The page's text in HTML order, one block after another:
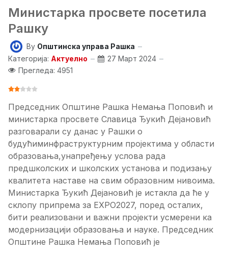
Министарка просвете посетила
Рашку
By Општинска управа Рашка
Категорија: Актуелно
27 Март 2024
Прегледа: 4951
ОЦЕНА КОРИСНИКА:
Председник Општине Рашка Немања Поповић и
министарка просвете Славица Ђукић Дејановић
разговарали су данас у Рашки о
будућиминфраструктурним пројектима у области
образовања,унапређењу услова рада
предшколских и школских установа и подизању
квалитета наставе на свим образовним нивоима.
Министарка Ђукић Дејановић је истакла да ће у
склопу припрема за ЕXPO2027, поред осталих,
бити реализовани и важни пројекти усмерени ка
модернизацији образовања и науке. Председник
Општине Рашка Немања Поповић је